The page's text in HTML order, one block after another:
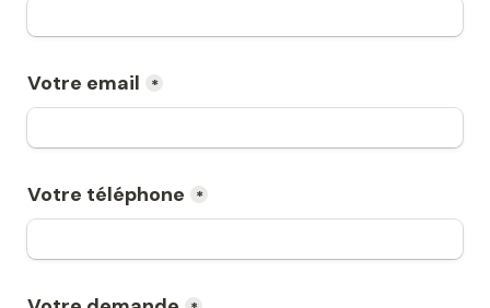
Votre email *
Votre téléphone *